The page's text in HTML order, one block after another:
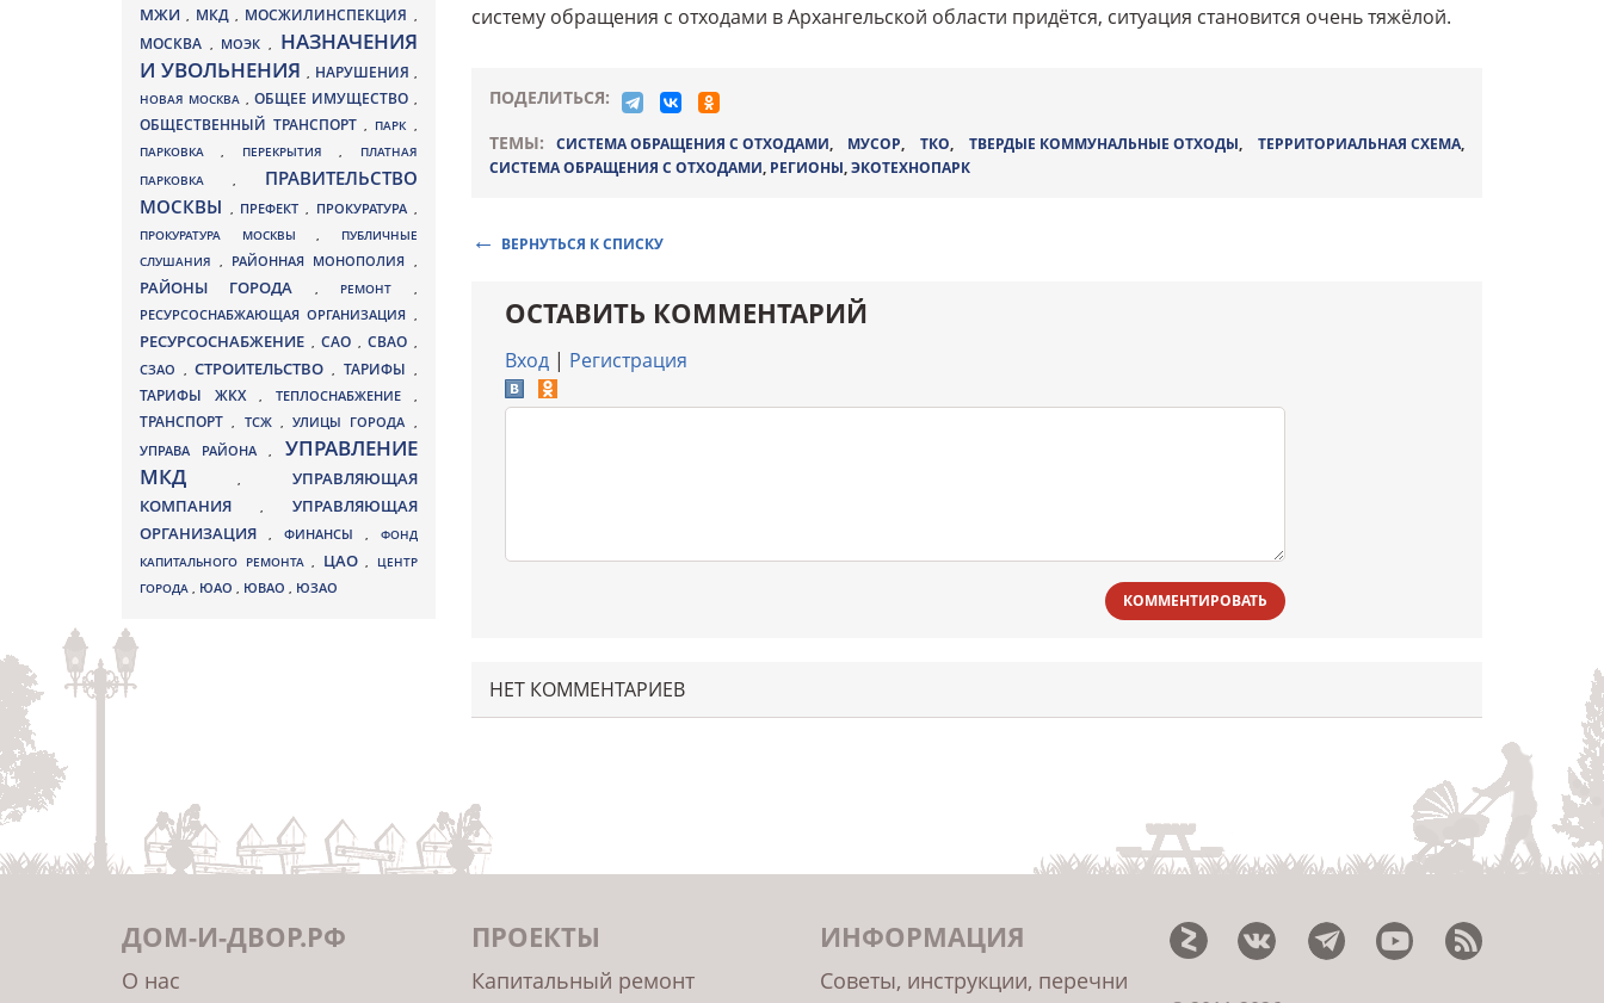
систему обращения с отходами в Архангельской области придётся, ситуация становится очень тяжёлой.
ПОДЕЛИТЬСЯ:
ТЕМЫ:
СИСТЕМА ОБРАЩЕНИЯ С ОТХОДАМИ, МУСОР,ТКО,ТВЕРДЫЕ КОММУНАЛЬНЫЕ ОТХОДЫ, ТЕРРИТОРИАЛЬНАЯ СХЕМА,
СИСТЕМА ОБРАЩЕНИЯ С ОТХОДАМИ, РЕГИОНЫ,ЭКОТЕХНОПАРК
ВЕРНУТЬСЯ К СПИСКУ
ОСТАВИТЬ КОММЕНТАРИЙ
Вход| Регистрация
КОММЕНТИРОВАТЬ
НЕТ КОММЕНТАРИЕВ
МЖИ, МКД , МОСЖИЛИНСПЕКЦИЯ ,
МОСКВА , МОЭК ,
НАЗНАЧЕНИЯ
И УВОЛЬНЕНИЯ , НАРУШЕНИЯ ,
НОВАЯ МОСКВА , ОБЩЕЕ ИМУЩЕСТВО ,
ОБЩЕСТВЕННЫЙ ТРАНСПОРТ, ПАРК ,
ПАРКОВКА, ПЕРЕКРЫТИЯ,
ПЛАТНАЯ
ПАРКОВКА ,
ПРАВИТЕЛЬСТВО
МОСКВЫ , ПРЕФЕКТ, ПРОКУРАТУРА ,
ПРОКУРАТУРА МОСКВЫ ,
ПУБЛИЧНЫЕ
СЛУШАНИЯ, РАЙОННАЯ МОНОПОЛИЯ ,
РАЙОНЫ ГОРОДА , РЕМОНТ ,
РЕСУРСОСНАБЖАЮЩАЯ ОРГАНИЗАЦИЯ ,
РЕСУРСОСНАБЖЕНИЕ , САО , СВАО ,
СЗАО ,СТРОИТЕЛЬСТВО, ТАРИФЫ ,
ТАРИФЫ ЖКХ , ТЕПЛОСНАБЖЕНИЕ ,
ТРАНСПОРТ, ТСЖ , УЛИЦЫ ГОРОДА ,
УПРАВА РАЙОНА, УПРАВЛЕНИЕ
МКД, УПРАВЛЯЮЩАЯ
КОМПАНИЯ
, УПРАВЛЯЮЩАЯ
ОРГАНИЗАЦИЯ
, ФИНАНСЫ , ФОНД
КАПИТАЛЬНОГО РЕМОНТА , ЦАО ,
ЦЕНТР
ГОРОДА , ЮАО , ЮВАО , ЮЗАО
ДОМ-И-ДВОР.РФ
О нас
ПРОЕКТЫ
Капитальный ремонт
ИНФОРМАЦИЯ
Советы, инструкции, перечни